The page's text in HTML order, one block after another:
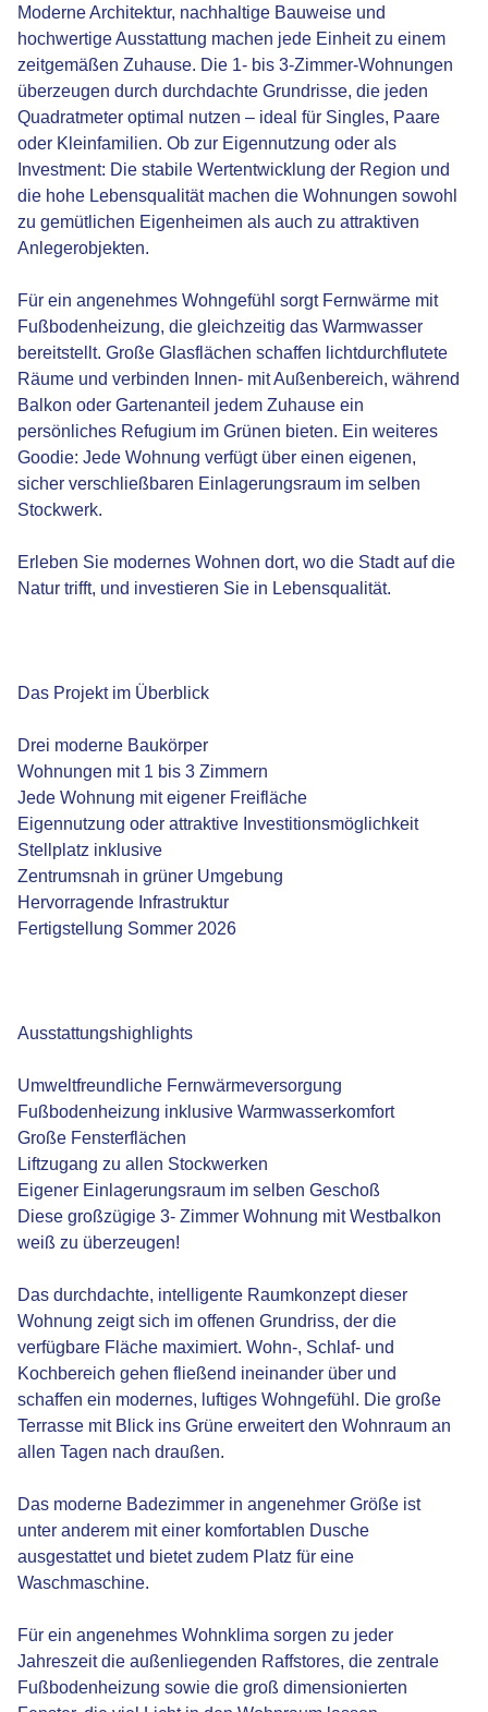
Moderne Architektur, nachhaltige Bauweise und
hochwertige Ausstattung machen jede Einheit zu einem
zeitgemäßen Zuhause. Die 1- bis 3-Zimmer-Wohnungen
überzeugen durch durchdachte Grundrisse, die jeden
Quadratmeter optimal nutzen – ideal für Singles, Paare
oder Kleinfamilien. Ob zur Eigennutzung oder als
Investment: Die stabile Wertentwicklung der Region und
die hohe Lebensqualität machen die Wohnungen sowohl
zu gemütlichen Eigenheimen als auch zu attraktiven
Anlegerobjekten.
Für ein angenehmes Wohngefühl sorgt Fernwärme mit
Fußbodenheizung, die gleichzeitig das Warmwasser
bereitstellt. Große Glasflächen schaffen lichtdurchflutete
Räume und verbinden Innen- mit Außenbereich, während
Balkon oder Gartenanteil jedem Zuhause ein
persönliches Refugium im Grünen bieten. Ein weiteres
Goodie: Jede Wohnung verfügt über einen eigenen,
sicher verschließbaren Einlagerungsraum im selben
Stockwerk.
Erleben Sie modernes Wohnen dort, wo die Stadt auf die
Natur trifft, und investieren Sie in Lebensqualität.
Das Projekt im Überblick
Drei moderne Baukörper
Wohnungen mit 1 bis 3 Zimmern
Jede Wohnung mit eigener Freifläche
Eigennutzung oder attraktive Investitionsmöglichkeit
Stellplatz inklusive
Zentrumsnah in grüner Umgebung
Hervorragende Infrastruktur
Fertigstellung Sommer 2026
Ausstattungshighlights
Umweltfreundliche Fernwärmeversorgung
Fußbodenheizung inklusive Warmwasserkomfort
Große Fensterflächen
Liftzugang zu allen Stockwerken
Eigener Einlagerungsraum im selben Geschoß
Diese großzügige 3- Zimmer Wohnung mit Westbalkon
weiß zu überzeugen!
Das durchdachte, intelligente Raumkonzept dieser
Wohnung zeigt sich im offenen Grundriss, der die
verfügbare Fläche maximiert. Wohn-, Schlaf- und
Kochbereich gehen fließend ineinander über und
schaffen ein modernes, luftiges Wohngefühl. Die große
Terrasse mit Blick ins Grüne erweitert den Wohnraum an
allen Tagen nach draußen.
Das moderne Badezimmer in angenehmer Größe ist
unter anderem mit einer komfortablen Dusche
ausgestattet und bietet zudem Platz für eine
Waschmaschine.
Für ein angenehmes Wohnklima sorgen zu jeder
Jahreszeit die außenliegenden Raffstores, die zentrale
Fußbodenheizung sowie die groß dimensionierten